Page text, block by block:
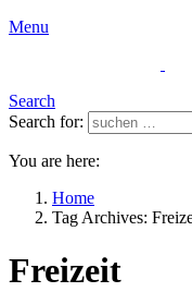
Menu
Search
Search for:
You are here:
Home
Tag Archives:
Freizeit